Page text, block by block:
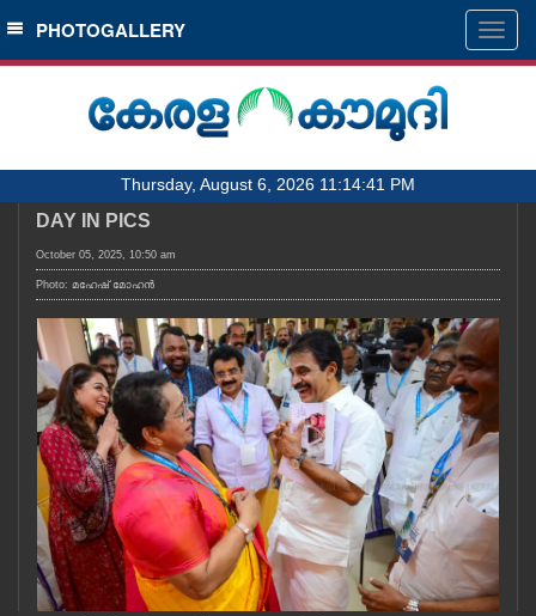
SECTIONS
HOME
NOTIFIED NEWS
KERALA
LOCAL
OBITUARY
NEWS 360
CASE DIARY
PHOTOGALLERY
Thursday, August 6, 2026 11:14:41 PM
DAY IN PICS
October 05, 2025, 10:50 am
Photo: മഹേഷ് മോഹൻ